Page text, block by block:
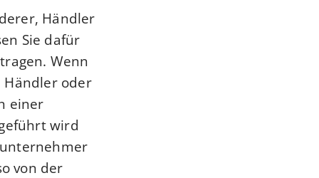
Händler
Sie dafür
Wenn
Händler oder
einer
wird
von der